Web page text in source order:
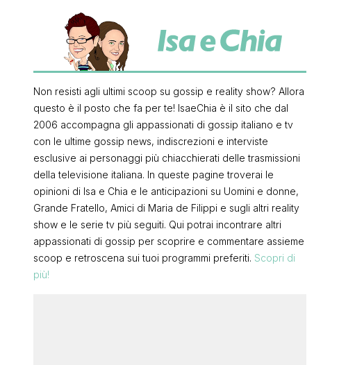
Non resisti agli ultimi scoop su gossip e reality show? Allora
questo è il posto che fa per te! IsaeChia è il sito che dal
2006 accompagna gli appassionati di gossip italiano e tv
con le ultime gossip news, indiscrezioni e interviste
esclusive ai personaggi più chiacchierati delle trasmissioni
della televisione italiana. In queste pagine troverai le
opinioni di Isa e Chia e le anticipazioni su Uomini e donne,
Grande Fratello, Amici di Maria de Filippi e sugli altri reality
show e le serie tv più seguiti. Qui potrai incontrare altri
appassionati di gossip per scoprire e commentare assieme
scoop e retroscena sui tuoi programmi preferiti. Scopri di
più!